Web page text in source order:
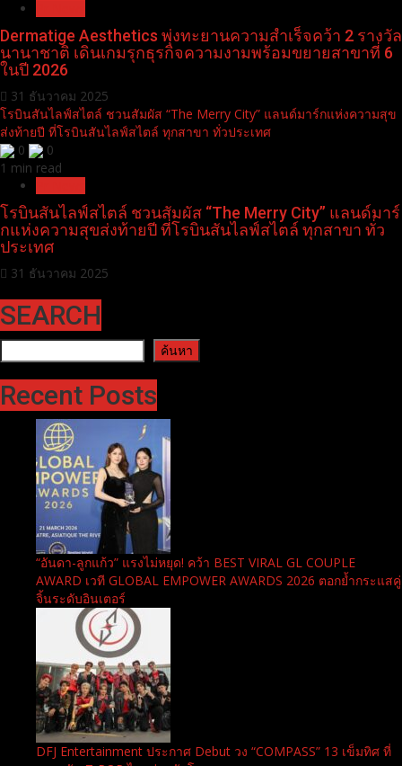
Dermatige Aesthetics พุ่งทะยานความสำเร็จคว้า 2 รางวัล
นานาชาติ เดินเกมรุกธุรกิจความงามพร้อมขยายสาขาที่ 6
ในปี 2026
31 ธันวาคม 2025
โรบินสันไลฟ์สไตล์ ชวนสัมผัส “The Merry City” แลนด์มาร์กแห่งความสุข
ส่งท้ายปี ที่โรบินสันไลฟ์สไตล์ ทุกสาขา ทั่วประเทศ
0
0
1 min read
โรบินสันไลฟ์สไตล์ ชวนสัมผัส “The Merry City” แลนด์มาร์
กแห่งความสุขส่งท้ายปี ที่โรบินสันไลฟ์สไตล์ ทุกสาขา ทั่ว
ประเทศ
31 ธันวาคม 2025
SEARCH
ค้นหา ค้นหา
Recent Posts
“อันดา-ลูกแก้ว” แรงไม่หยุด! คว้า BEST VIRAL GL COUPLE
AWARD เวที GLOBAL EMPOWER AWARDS 2026 ตอกย้ำกระแสคู่
จิ้นระดับอินเตอร์
DFJ Entertainment ประกาศ Debut วง “COMPASS” 13 เข็มทิศ ที่